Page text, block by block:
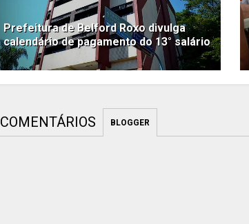
Prefeitura de Belford Roxo divulga
calendário de pagamento do 13° salário
COMENTÁRIOS BLOGGER